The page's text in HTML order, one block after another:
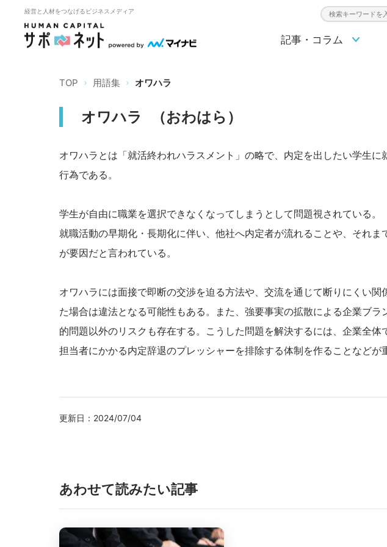
経営と人材をつなげるビジネスメディア
検索キーワー
記事・コラム
TOP 用語集 オワハラ
オワハラ （おわはら ）
オワハラとは「就活終われハラスメント」の略で、内定を出したい学生
行為である。
学生が自由に職業を選択できなくなってしまうとして問題視されている。
就職活動の早期化・長期化に伴い、他社へ内定者が流れることや、それ
が要因だと言われている。
オワハラには面接で即断の交渉を迫る方法や、交流を通じて断りにくい
た場合は違法となる可能性もある。また、強要事実の拡散による企業ブ
的問題以外のリスクも存在する。こうした問題を解決するには、企業全
担当者にかかる内定辞退のプレッシャーを排除する体制を作ることなどが
更新日： 2024/07/04
あわせて読みたい記事